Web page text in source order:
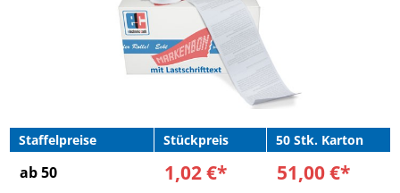
Staffelpreise Stückpreis 50 Stk. Karton
ab 50
1,02 €* 51,00 €*